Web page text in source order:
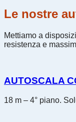
Le nostre
Mettiamo a
resistenza e
AUTOSCALA
18 m – 4° piano.